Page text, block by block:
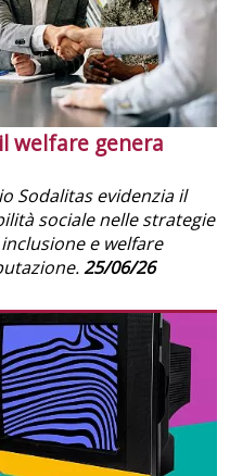
welfare genera
Sodalitas evidenzia il
sociale nelle strategie
e welfare
25/06/26